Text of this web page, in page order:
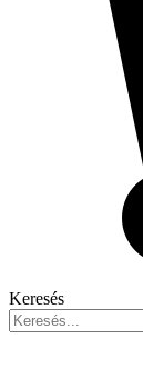
Keresés